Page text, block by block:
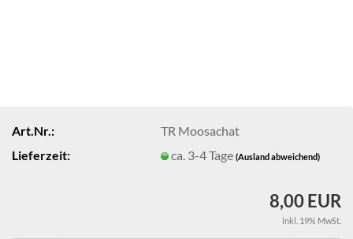
Art.Nr.:
TR Moosachat
Lieferzeit:
ca. 3-4 Tage(Ausland abweichend)
8,00 EUR
inkl. 19% MwSt.